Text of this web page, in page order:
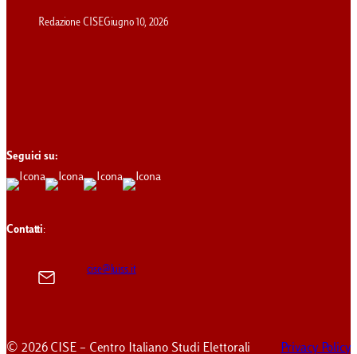
Redazione CISEGiugno 10, 2026
Seguici su:
Contatti:
cise@luiss.it
© 2026 CISE – Centro Italiano Studi Elettorali Privacy Policy